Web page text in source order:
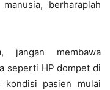
berharaplah
jangan membawa
seperti HP dompet di
pasien mulai